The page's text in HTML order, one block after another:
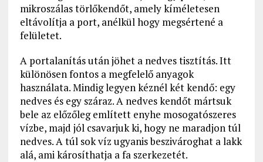
mikroszálas törlőkendőt, amely kíméletesen
eltávolítja a port, anélkül hogy megsértené a
felületet.
A portalanítás után jöhet a nedves tisztítás. Itt
különösen fontos a megfelelő anyagok
használata. Mindig legyen kéznél két kendő: egy
nedves és egy száraz. A nedves kendőt mártsuk
bele az előzőleg említett enyhe mosogatószeres
vízbe, majd jól csavarjuk ki, hogy ne maradjon túl
nedves. A túl sok víz ugyanis beszivároghat a lakk
alá, ami károsíthatja a fa szerkezetét.